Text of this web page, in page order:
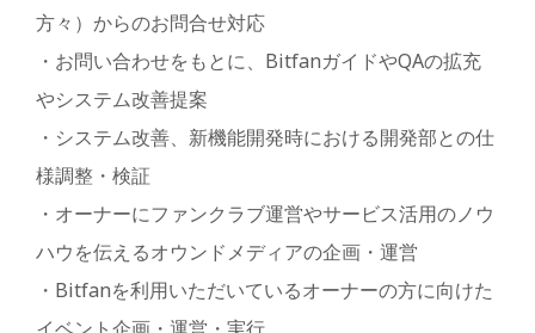
方々）からのお問合せ対応
・お問い合わせをもとに、BitfanガイドやQAの拡充
やシステム改善提案
・システム改善、新機能開発時における開発部との仕
様調整・検証
・オーナーにファンクラブ運営やサービス活用のノウ
ハウを伝えるオウンドメディアの企画・運営
・Bitfanを利用いただいているオーナーの方に向けた